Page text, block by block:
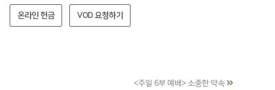
VOD 요청하기
온라인 헌금
<주일 6부 예배> 소중한 약속